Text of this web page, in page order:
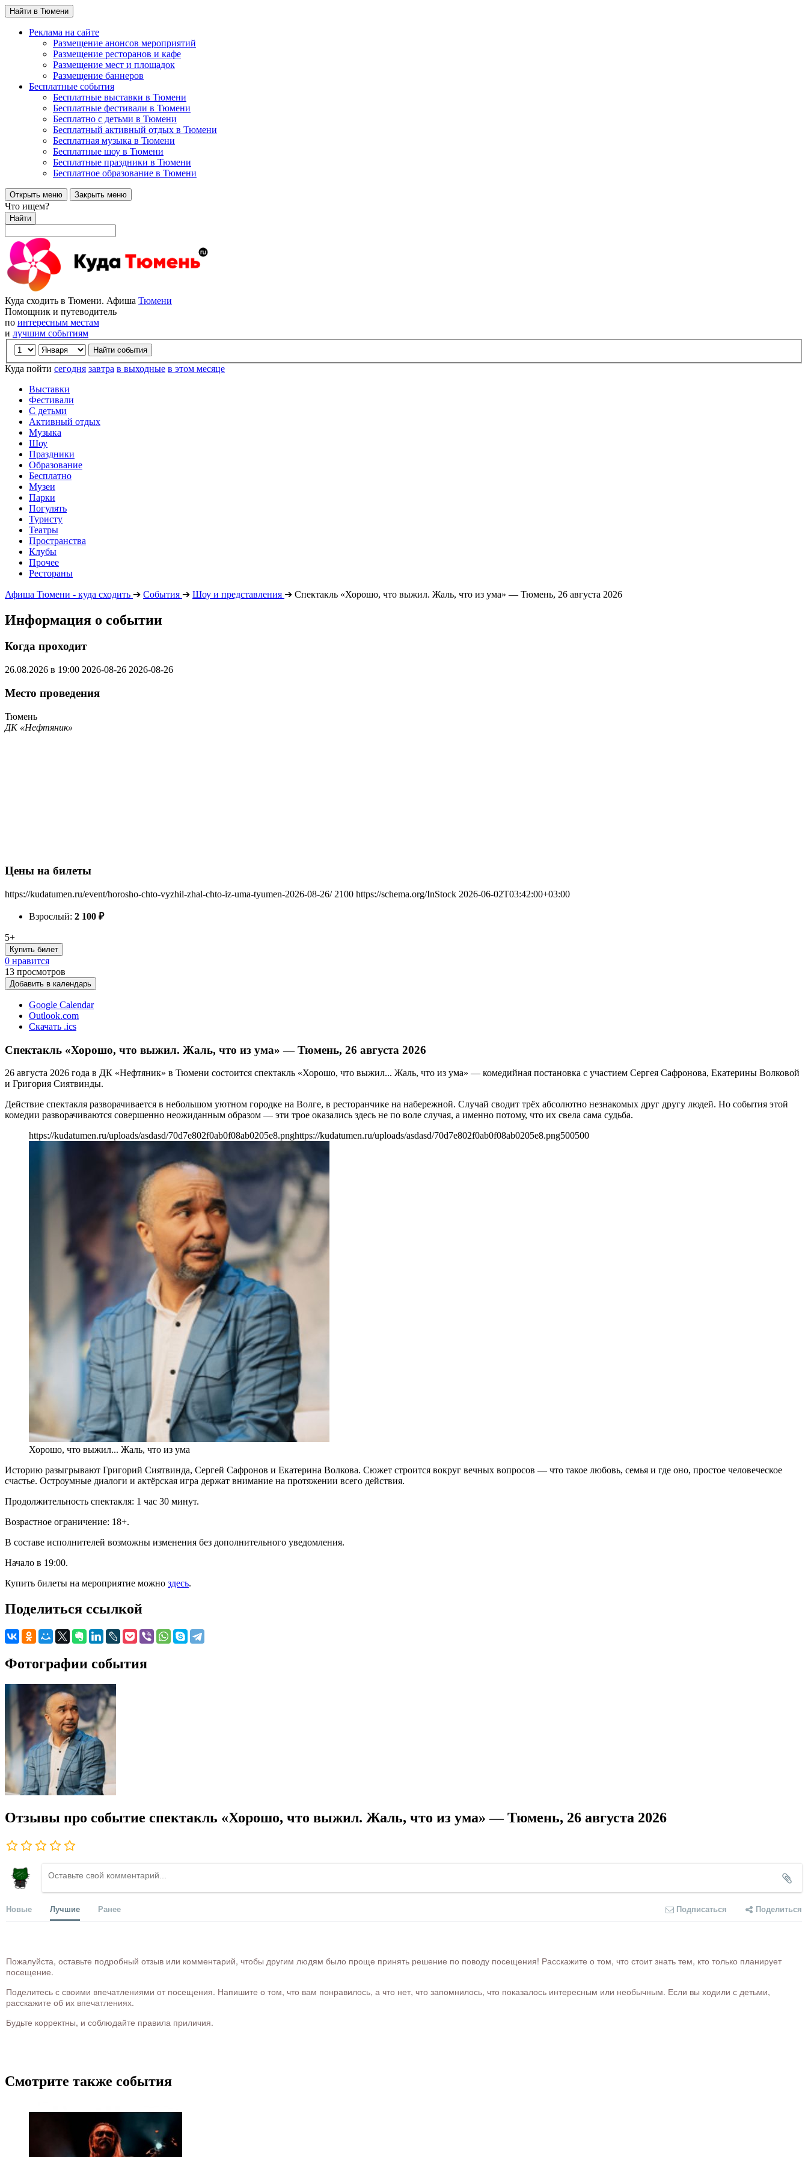
Найти в Тюмени
Реклама на сайте
Размещение анонсов мероприятий
Размещение ресторанов и кафе
Размещение мест и площадок
Размещение баннеров
Бесплатные события
Бесплатные выставки в Тюмени
Бесплатные фестивали в Тюмени
Бесплатно с детьми в Тюмени
Бесплатный активный отдых в Тюмени
Бесплатная музыка в Тюмени
Бесплатные шоу в Тюмени
Бесплатные праздники в Тюмени
Бесплатное образование в Тюмени
Открыть меню Закрыть меню
Что ищем?
Найти
Куда сходить в Тюмени. Афиша Тюмени
Помощник и путеводитель
по интересным местам
и лучшим событиям
Куда пойти сегодня завтра в выходные в этом месяце
Выставки
Фестивали
С детьми
Активный отдых
Музыка
Шоу
Праздники
Образование
Бесплатно
Музеи
Парки
Погулять
Туристу
Театры
Пространства
Клубы
Прочее
Рестораны
Афиша Тюмени - куда сходить ➔ События ➔ Шоу и представления ➔ Спектакль «Хорошо, что выжил. Жаль, что из ума» — Тюмень, 26 августа 2026
Информация о событии
Когда проходит
26.08.2026 в 19:00 2026-08-26 2026-08-26
Место проведения
Тюмень
ДК «Нефтяник»
Цены на билеты
https://kudatumen.ru/event/horosho-chto-vyzhil-zhal-chto-iz-uma-tyumen-2026-08-26/ 2100 https://schema.org/InStock 2026-06-02T03:42:00+03:00
Взрослый: 2 100 ₽
5+
Купить билет
0 нравится
13 просмотров
Добавить в календарь
Google Calendar
Outlook.com
Скачать .ics
Спектакль «Хорошо, что выжил. Жаль, что из ума» — Тюмень, 26 августа 2026
26 августа 2026 года в ДК «Нефтяник» в Тюмени состоится спектакль «Хорошо, что выжил... Жаль, что из ума» — комедийная постановка с участием Сергея Сафронова, Екатерины Волковой
и Григория Сиятвинды.
Действие спектакля разворачивается в небольшом уютном городке на Волге, в ресторанчике на набережной. Случай сводит трёх абсолютно незнакомых друг другу людей. Но события этой
комедии разворачиваются совершенно неожиданным образом — эти трое оказались здесь не по воле случая, а именно потому, что их свела сама судьба.
https://kudatumen.ru/uploads/asdasd/70d7e802f0ab0f08ab0205e8.pnghttps://kudatumen.ru/uploads/asdasd/70d7e802f0ab0f08ab0205e8.png500500
Хорошо, что выжил... Жаль, что из ума
Историю разыгрывают Григорий Сиятвинда, Сергей Сафронов и Екатерина Волкова. Сюжет строится вокруг вечных вопросов — что такое любовь, семья и где оно, простое человеческое
счастье. Остроумные диалоги и актёрская игра держат внимание на протяжении всего действия.
Продолжительность спектакля: 1 час 30 минут.
Возрастное ограничение: 18+.
В составе исполнителей возможны изменения без дополнительного уведомления.
Начало в 19:00.
Купить билеты на мероприятие можно здесь.
Поделиться ссылкой
Фотографии события
Отзывы про событие спектакль «Хорошо, что выжил. Жаль, что из ума» — Тюмень, 26 августа 2026
Новые Лучшие Ранее Подписаться Поделиться
Пожалуйста, оставьте подробный отзыв или комментарий, чтобы другим людям было проще принять решение по поводу посещения! Расскажите о том, что стоит знать тем, кто только планирует
посещение.
Поделитесь с своими впечатлениями от посещения. Напишите о том, что вам понравилось, а что нет, что запомнилось, что показалось интересным или необычным. Если вы ходили с детьми,
расскажите об их впечатлениях.
Будьте корректны, и соблюдайте правила приличия.
Смотрите также события